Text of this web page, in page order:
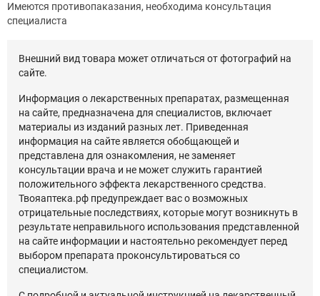
Имеются противопаказания, необходима консультация
специалиста
Внешний вид товара может отличаться от фотографий на
сайте.
Информация о лекарственных препаратах, размещенная
на сайте, предназначена для специалистов, включает
материалы из изданий разных лет. Приведенная
информация на сайте является обобщающей и
представлена для ознакомления, не заменяет
консультации врача и не может служить гарантией
положительного эффекта лекарственного средства.
Твояаптека.рф предупреждает вас о возможных
отрицательные последствиях, которые могут возникнуть в
результате неправильного использования представленной
на сайте информации и настоятельно рекомендует перед
выбором препарата проконсультироваться со
специалистом.